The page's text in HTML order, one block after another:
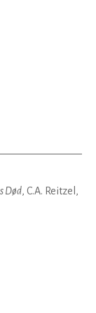
Død, C.A. Reitzel,